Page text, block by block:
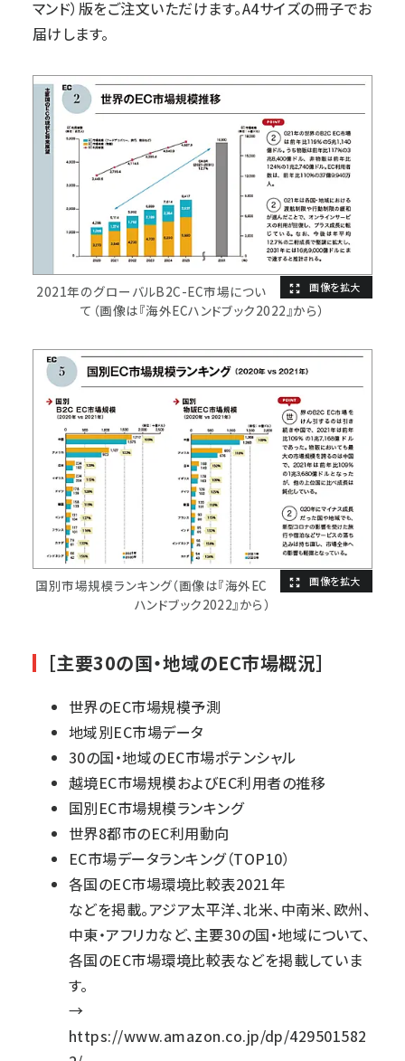
マンド）版をご注文いただけます。A4サイズの冊子でお
届けします。
2021年のグローバルB2C-EC市場につい
て（画像は『海外ECハンドブック2022』から）
国別市場規模ランキング（画像は『海外EC
ハンドブック2022』から）
［主要30の国・地域のEC市場概況］
世界のEC市場規模予測
地域別EC市場データ
30の国・地域のEC市場ポテンシャル
越境EC市場規模およびEC利用者の推移
国別EC市場規模ランキング
世界8都市のEC利用動向
EC市場データランキング（TOP10）
各国のEC市場環境比較表2021年
などを掲載。アジア太平洋、北米、中南米、欧州、
中東・アフリカなど、主要30の国・地域について、
各国のEC市場環境比較表などを掲載していま
す。
→
https://www.amazon.co.jp/dp/429501582